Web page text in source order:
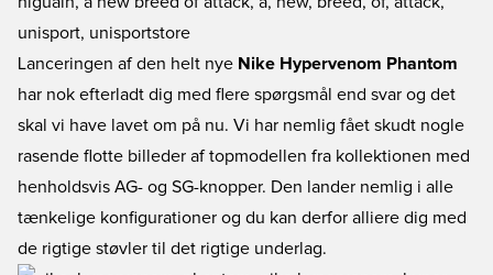
Lanceringen af den helt nye Nike Hypervenom Phantom
har nok efterladt dig med flere spørgsmål end svar og det
skal vi have lavet om på nu. Vi har nemlig fået skudt nogle
rasende flotte billeder af topmodellen fra kollektionen med
henholdsvis AG- og SG-knopper. Den lander nemlig i alle
tænkelige konfigurationer og du kan derfor alliere dig med
de rigtige støvler til det rigtige underlag.